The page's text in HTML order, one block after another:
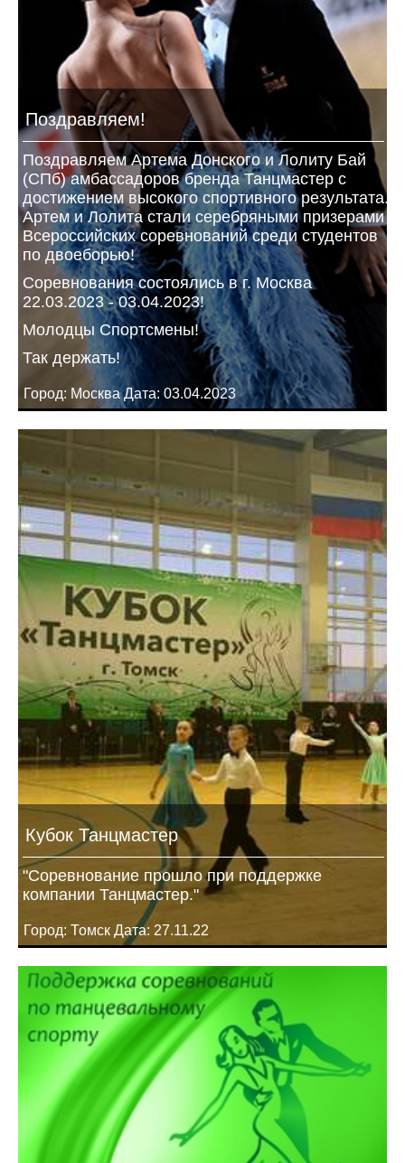
Поздравляем!
Поздравляем Артема Донского и Лолиту Бай
(СПб) амбассадоров бренда Танцмастер с
достижением высокого спортивного результата.
Артем и Лолита стали серебряными призерами
Всероссийских соревнований среди студентов
по двоеборью!
Соревнования состоялись в г. Москва
22.03.2023 - 03.04.2023!
Молодцы Спортсмены!
Так держать!
Город: Москва Дата: 03.04.2023
Кубок Танцмастер
"Соревнование прошло при поддержке
компании Танцмастер."
Город: Томск Дата: 27.11.22